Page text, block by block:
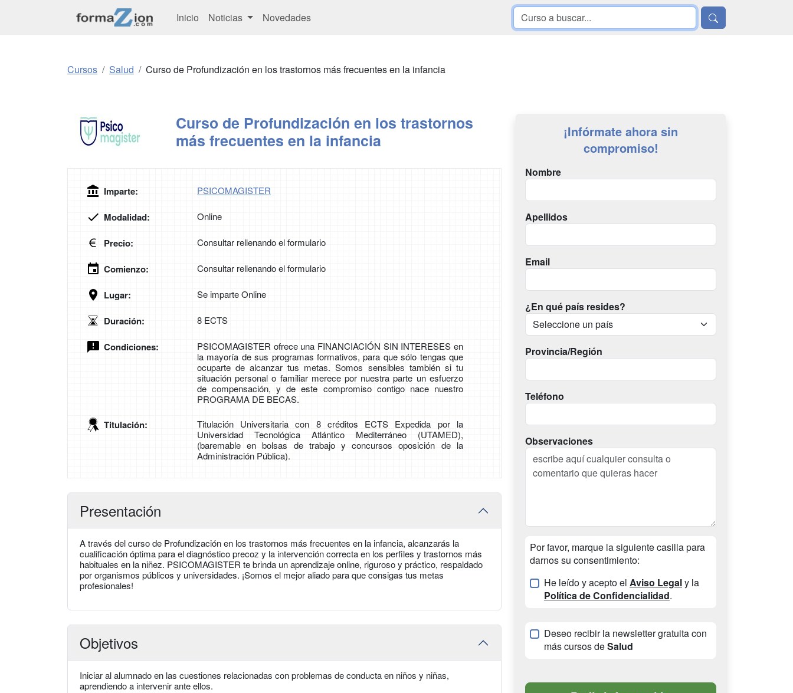
Inicio Noticias Novedades
Cursos Salud Curso de Profundización en los trastornos más frecuentes en la infancia
Curso de Profundización en los trastornos
más frecuentes en la infancia
Imparte: PSICOMAGISTER
Modalidad: Online
Precio: Consultar rellenando el formulario
Comienzo: Consultar rellenando el formulario
Lugar: Se imparte Online
Duración: 8 ECTS
Condiciones:
PSICOMAGISTER ofrece una FINANCIACIÓN SIN INTERESES en
la mayoría de sus programas formativos, para que sólo tengas que
ocuparte de alcanzar tus metas. Somos sensibles también si tu
situación personal o familiar merece por nuestra parte un esfuerzo
de compensación, y de este compromiso contigo nace nuestro
PROGRAMA DE BECAS.
Titulación:
Titulación Universitaria con 8 créditos ECTS Expedida por la
Universidad Tecnológica Atlántico Mediterráneo (UTAMED),
(baremable en bolsas de trabajo y concursos oposición de la
Administración Pública).
Presentación
A través del curso de Profundización en los trastornos más frecuentes en la infancia, alcanzarás la
cualificación óptima para el diagnóstico precoz y la intervención correcta en los perfiles y trastornos más
habituales en la niñez. PSICOMAGISTER te brinda un aprendizaje online, riguroso y práctico, respaldado
por organismos públicos y universidades. ¡Somos el mejor aliado para que consigas tus metas
profesionales!
Objetivos
Iniciar al alumnado en las cuestiones relacionadas con problemas de conducta en niños y niñas,
aprendiendo a intervenir ante ellos.
¡Infórmate ahora sin
compromiso!
Nombre
Apellidos
Email
¿En qué país resides?
Provincia/Región
Teléfono
Observaciones
Por favor, marque la siguiente casilla para
darnos su consentimiento:
He leído y acepto el Aviso Legaly la
Política de Confidencialidad.
Deseo recibir la newsletter gratuita con
más cursos deSalud